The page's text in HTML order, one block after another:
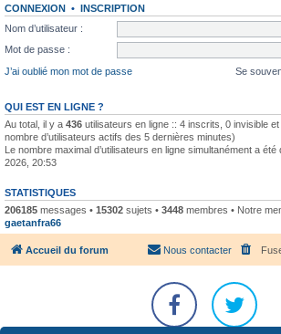
CONNEXION • INSCRIPTION
Nom d’utilisateur :
Mot de passe :
J’ai oublié mon mot de passe
Se
QUI EST EN LIGNE ?
Au total, il y a 436 utilisateurs en ligne :: 4 inscrits, 0 invisible
nombre d’utilisateurs actifs des 5 dernières minutes)
Le nombre maximal d’utilisateurs en ligne simultanément a été
2026, 20:53
STATISTIQUES
206185 messages • 15302 sujets • 3448 membres • Notre
gaetanfra66
Accueil du forum Nous contacter